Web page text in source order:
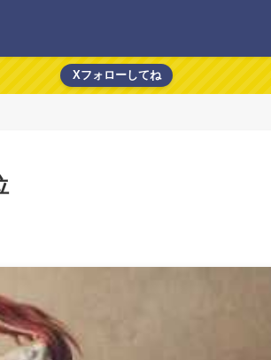
Xフォローしてね